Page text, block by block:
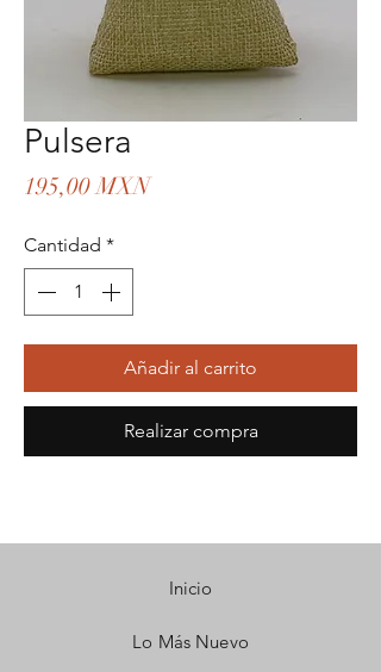
Pulsera
195,00 MXNPrecio
Cantidad *
Añadir al carrito
Realizar compra
Inicio
Lo Más Nuevo